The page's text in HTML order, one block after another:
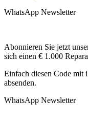
WhatsApp Newsletter
Abonnieren Sie jetzt
sich einen € 1.000
Einfach diesen Code mit
absenden.
WhatsApp Newsletter